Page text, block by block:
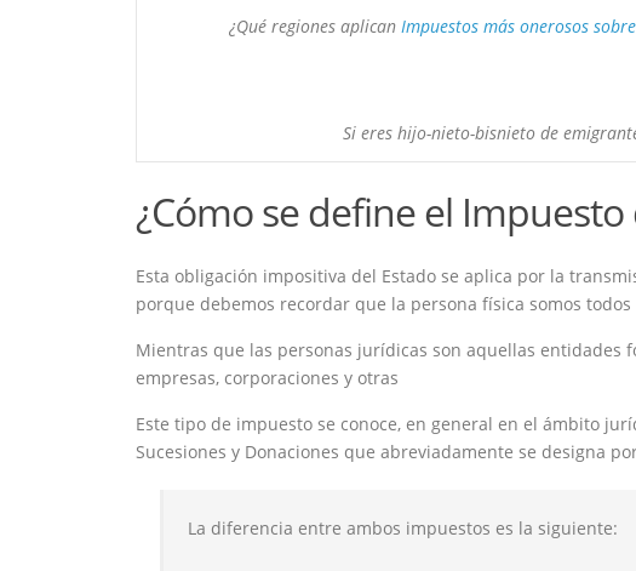
¿Qué regiones aplican Impuestos más onerosos
Si eres hijo-nieto-bisnieto de
¿Cómo se define el
Esta obligación impositiva del Estado se aplica por la
porque debemos recordar que la persona física somos
Mientras que las personas jurídicas son aquellas entidades
empresas, corporaciones y otras
Este tipo de impuesto se conoce, en general en el ámbito
Sucesiones y Donaciones que abreviadamente se designa
La diferencia entre ambos impuestos es la siguiente: